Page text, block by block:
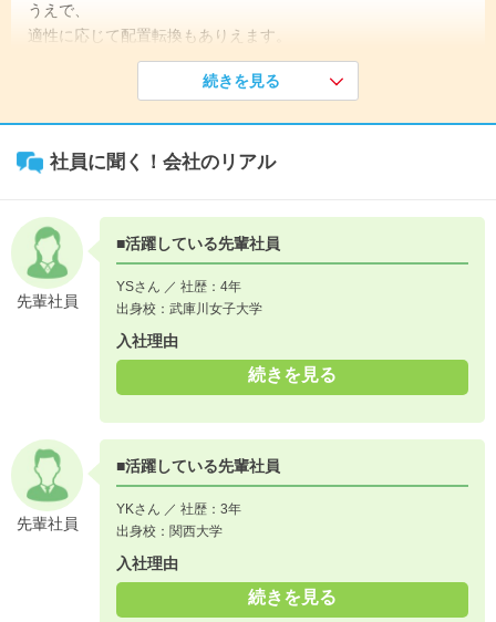
うえで、
適性に応じて配置転換もありえます。
・社内研修・健康診断
その後、先輩のサポートやお店回りなどを行いながら、
商品知識などを身に着けていきます。
↓
《入社2年目》
先輩のサポートを受けながら、自らの担当法人や担当店舗を持
ち、実際に営業活動を行っていきます。
お店だけではなく、メーカーさんとも商談を行い、ビジネスの
仕組みを身に着けていきます。
《入社5年目》
少しづつ独り立ちをしつつある時期です。
担当する法人も、売上の高い法人を持つようになったり、
大手家電量販店の部門を担当することもあります。
続きを見る
社員に聞く！会社のリアル
先輩社員
■活躍している先輩社員
YSさん ／ 社歴：4年
出身校：武庫川女子大学
入社理由
続きを見る
先輩社員
■活躍している先輩社員
YKさん ／ 社歴：3年
出身校：関西大学
入社理由
続きを見る